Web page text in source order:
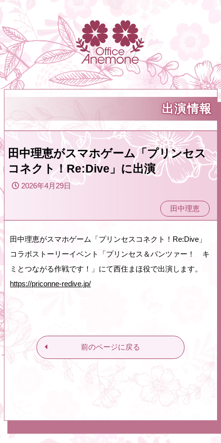
出演情報
田中理恵がスマホゲーム「プリンセス
コネクト！Re:Dive」に出演
2026年4月29日
田中理恵
田中理恵がスマホゲーム「プリンセスコネクト！Re:Dive」
コラボストーリーイベント「プリンセス＆パンツァー！ キ
ミとつながる作戦です！」にて西住まほ役で出演します。
https://priconne-redive.jp/
前のページに戻る